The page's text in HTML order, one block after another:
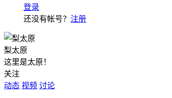
登录
还没有帐号？ 注册
梨太原
这里是太原！
关注
动态 视频 讨论